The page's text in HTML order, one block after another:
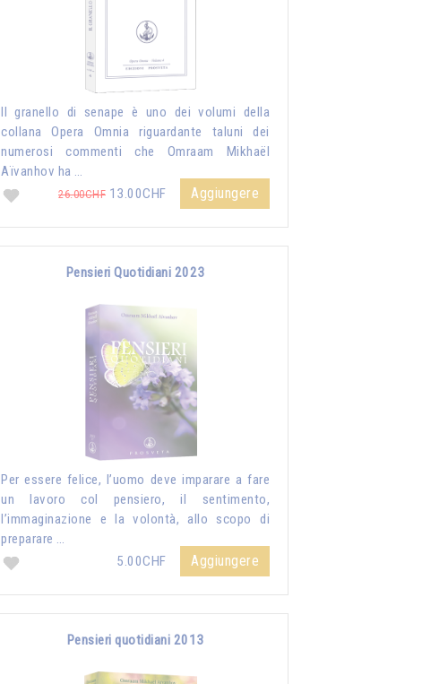
Il granello di senape è uno dei volumi della
collana Opera Omnia riguardante taluni dei
numerosi commenti che Omraam Mikhaël
Aïvanhov ha …
26.00CHF 13.00CHF Aggiungere
Pensieri Quotidiani 2023
Per essere felice, l’uomo deve imparare a fare
un lavoro col pensiero, il sentimento,
l’immaginazione e la volontà, allo scopo di
preparare …
5.00CHF
Aggiungere
Pensieri quotidiani 2013